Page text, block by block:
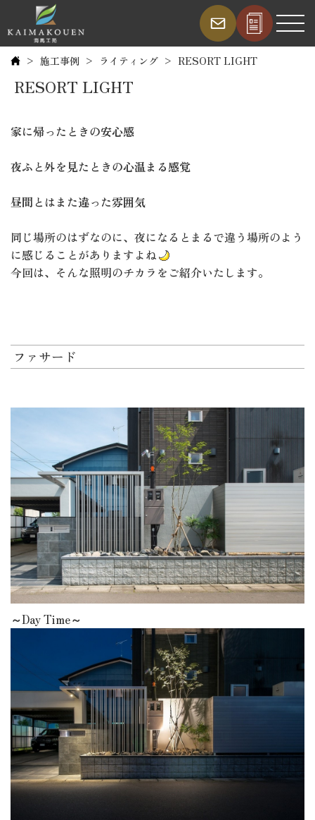
施工事例 ライティング RESORT LIGHT
RESORT LIGHT
家に帰ったときの安心感
夜ふと外を見たときの心温まる感覚
昼間とはまた違った雰囲気
同じ場所のはずなのに、夜になるとまるで違う場所のよう
に感じることがありますよね
今回は、そんな照明のチカラをご紹介いたします。
ファサード
～Day Time～